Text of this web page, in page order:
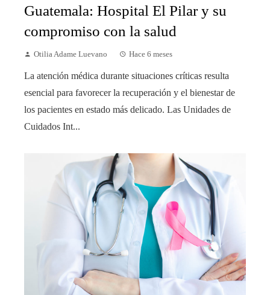
Guatemala: Hospital El Pilar y su
compromiso con la salud
Otilia Adame Luevano Hace 6 meses
La atención médica durante situaciones críticas resulta
esencial para favorecer la recuperación y el bienestar de
los pacientes en estado más delicado. Las Unidades de
Cuidados Int...